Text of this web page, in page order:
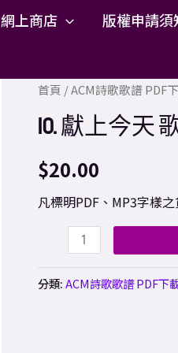
網上商店 版權申請須
首頁 /ACM詩歌歌譜 PDF
10. 獻上今天
$20.00
凡標明PDF、MP3字樣
10.
上
今
天
歌
數
量
分類:ACM詩歌歌譜 PDF下